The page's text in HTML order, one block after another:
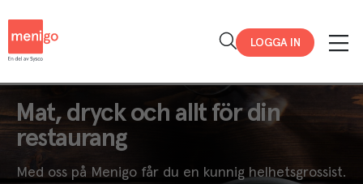
LOGGA IN
Mat, dryck och allt för din
restaurang
Med oss på Menigo får du en kunnig helhetsgrossist.